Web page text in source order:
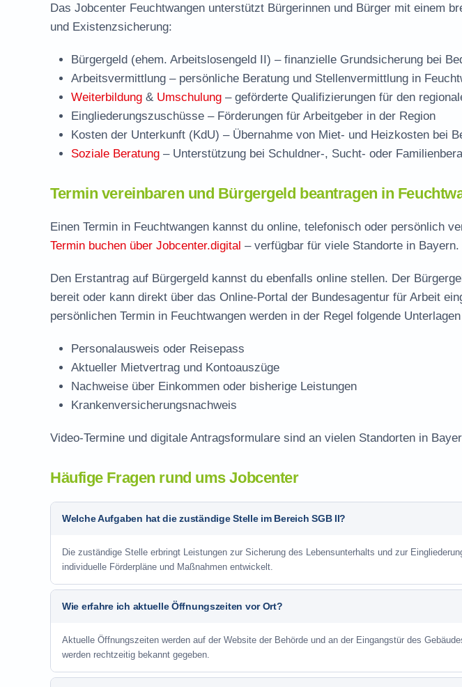
Das Jobcenter Feuchtwangen unterstützt Bürgerinnen und Bürger mit einem
und Existenzsicherung:
Bürgergeld (ehem. Arbeitslosengeld II) – finanzielle Grundsicherung bei
Arbeitsvermittlung – persönliche Beratung und Stellenvermittlung in
Weiterbildung & Umschulung – geförderte Qualifizierungen für den
Eingliederungszuschüsse – Förderungen für Arbeitgeber in der Region
Kosten der Unterkunft (KdU) – Übernahme von Miet- und Heizkosten bei
Soziale Beratung – Unterstützung bei Schuldner-, Sucht- oder
Termin vereinbaren und Bürgergeld beantragen in
Einen Termin in Feuchtwangen kannst du online, telefonisch oder persönlich
Termin buchen über Jobcenter.digital – verfügbar für viele Standorte in Bayern.
Den Erstantrag auf Bürgergeld kannst du ebenfalls online stellen. Der
bereit oder kann direkt über das Online-Portal der Bundesagentur für Arbeit
persönlichen Termin in Feuchtwangen werden in der Regel folgende
Personalausweis oder Reisepass
Aktueller Mietvertrag und Kontoauszüge
Nachweise über Einkommen oder bisherige Leistungen
Krankenversicherungsnachweis
Video-Termine und digitale Antragsformulare sind an vielen Standorten in
Häufige Fragen rund ums Jobcenter
Welche Aufgaben hat die zuständige Stelle im Bereich SGB II?
Die zuständige Stelle erbringt Leistungen zur Sicherung des Lebensunterhalts und zur
individuelle Förderpläne und Maßnahmen entwickelt.
Wie erfahre ich aktuelle Öffnungszeiten vor Ort?
Aktuelle Öffnungszeiten werden auf der Website der Behörde und an der Eingangstür des
werden rechtzeitig bekannt gegeben.